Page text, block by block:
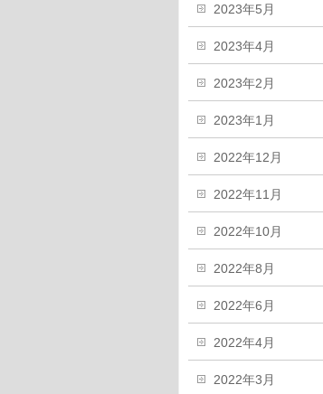
2023年5月
2023年4月
2023年2月
2023年1月
2022年12月
2022年11月
2022年10月
2022年8月
2022年6月
2022年4月
2022年3月